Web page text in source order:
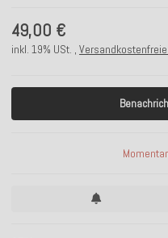
49,00 €
inkl. 19% USt. ,